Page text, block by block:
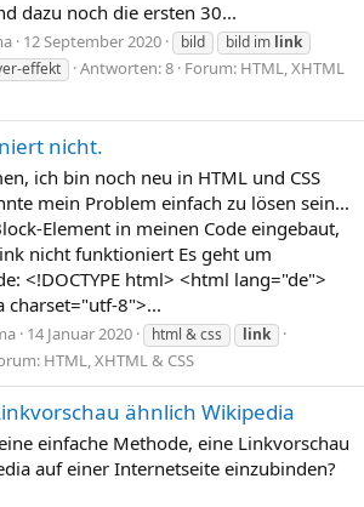
dazu noch die ersten 30...
12 September 2020 bild bild im link
effekt Antworten: 8 Forum: HTML, XHTML
nicht.
ich bin noch neu in HTML und CSS
mein Problem einfach zu lösen sein...
Element in meinen Code eingebaut,
nicht funktioniert Es geht um
<!DOCTYPE html> <html lang="de">
charset="utf-8">...
14 Januar 2020 html & css link
HTML, XHTML & CSS
ähnlich Wikipedia
einfache Methode, eine Linkvorschau
auf einer Internetseite einzubinden?